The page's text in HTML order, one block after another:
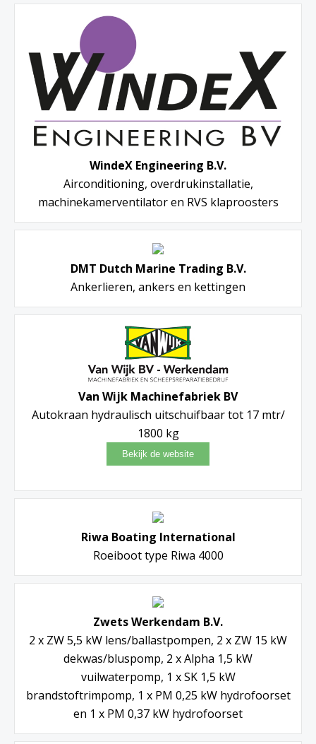
WindeX Engineering B.V.
Airconditioning, overdrukinstallatie,
machinekamerventilator en RVS klaproosters
DMT Dutch Marine Trading B.V.
Ankerlieren, ankers en kettingen
Van Wijk Machinefabriek BV
Autokraan hydraulisch uitschuifbaar tot 17 mtr/
1800 kg
Riwa Boating International
Roeiboot type Riwa 4000
Zwets Werkendam B.V.
2 x ZW 5,5 kW lens/ballastpompen, 2 x ZW 15 kW
dekwas/bluspomp, 2 x Alpha 1,5 kW
vuilwaterpomp, 1 x SK 1,5 kW
brandstoftrimpomp, 1 x PM 0,25 kW hydrofoorset
en 1 x PM 0,37 kW hydrofoorset